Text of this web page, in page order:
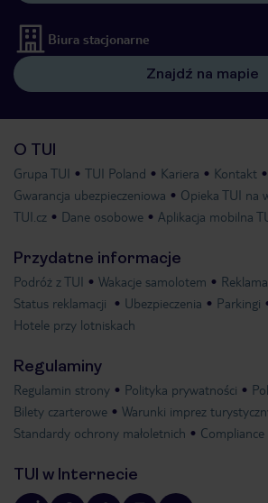
Biura stacjonarne
Znajdź na mapie
O TUI
Grupa TUI TUI Poland Kariera
Kontakt
Gwarancja ubezpieczeniowa
Opieka TUI na
TUI.cz
Dane osobowe Aplikacja mobilna
Przydatne informacje
Podróż z TUI Wakacje samolotem
Status reklamacji
Ubezpieczenia
Parkingi
Hotele przy lotniskach
Regulaminy
Regulamin strony Polityka prywatności
Bilety czarterowe
Warunki imprez
Standardy ochrony małoletnich
Compliance
TUI w Internecie